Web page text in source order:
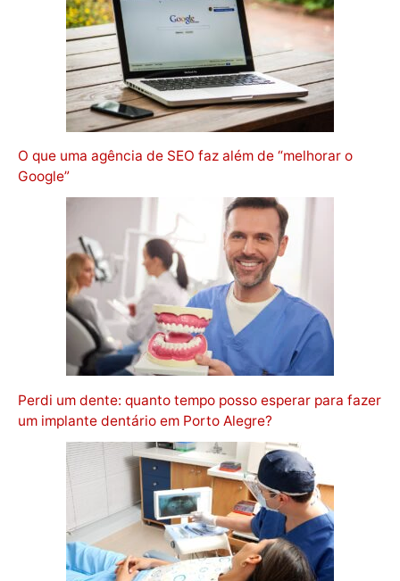
O que uma agência de SEO faz além de “melhorar o
Google”
Perdi um dente: quanto tempo posso esperar para fazer
um implante dentário em Porto Alegre?